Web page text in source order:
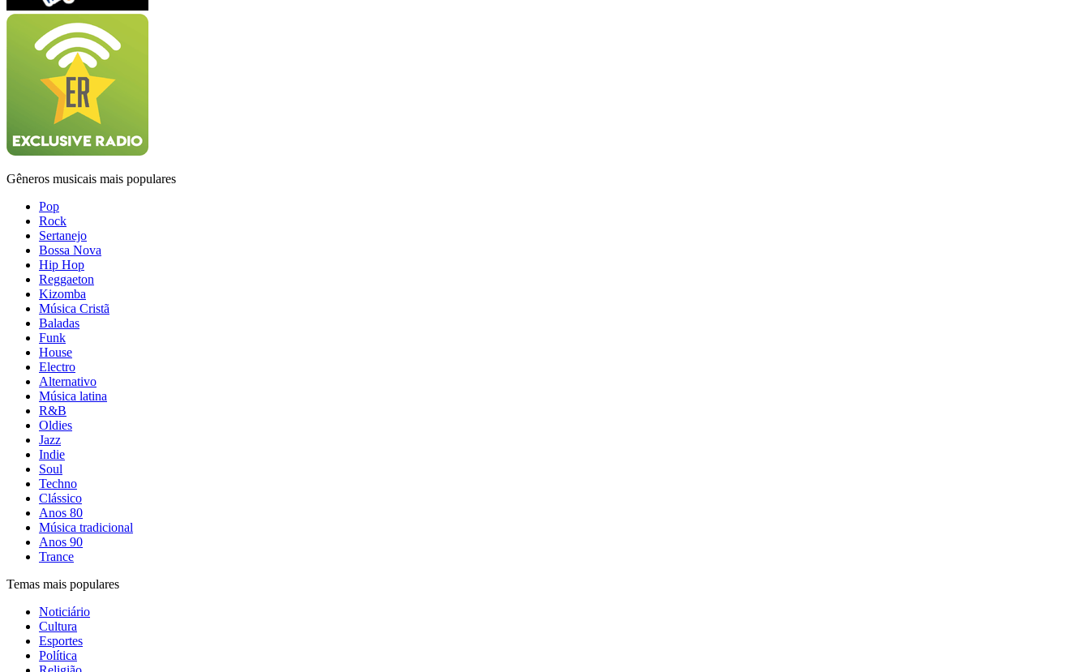
Gêneros musicais mais populares
Pop
Rock
Sertanejo
Bossa Nova
Hip Hop
Reggaeton
Kizomba
Música Cristã
Baladas
Funk
House
Electro
Alternativo
Música latina
R&B
Oldies
Jazz
Indie
Soul
Techno
Clássico
Anos 80
Música tradicional
Anos 90
Trance
Temas mais populares
Noticiário
Cultura
Esportes
Política